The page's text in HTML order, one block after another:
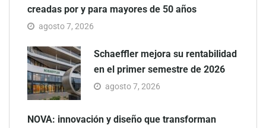
creadas por y para mayores de 50 años
agosto 7, 2026
Schaeffler mejora su rentabilidad
en el primer semestre de 2026
agosto 7, 2026
NOVA: innovación y diseño que transforman